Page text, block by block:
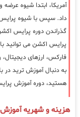
آمریکا، ابتدا شیوه
داد. سپس با شیوه پرایس
گذراندن دوره پرایس
پرایس اکشن می توانید با
فارکس، ارزهای
به دنبال آموزش ترید در
هستید، دوره آموزش
هزینه و شهریه